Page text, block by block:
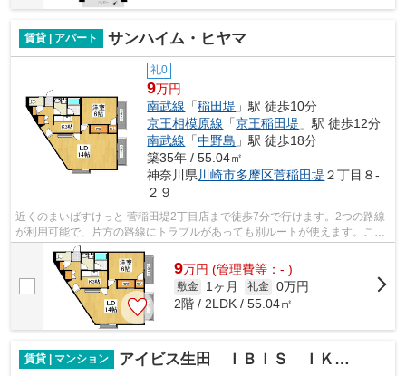
賃貸 | アパート サンハイム・ヒヤマ
礼0
9万円
南武線 「稲田堤 」駅 徒歩10分
京王相模原線 「京王稲田堤 」駅 徒歩12分
南武線 「中野島 」駅 徒歩18分
築35年 / 55.04㎡
神奈川県 川崎市多摩区菅稲田堤 ２丁目８-
２９
近くのまいばすけっと 菅稲田堤2丁目店まで徒歩7分で行けます。2つの路線
が利用可能で、片方の路線にトラブルがあっても別ルートが使えます。こち
らの物件はアパートです。利便性の高...
9万円 (管理費等：- )
敷金 1ヶ月 礼金 0万円
2階 / 2LDK / 55.04㎡
賃貸 | マンション アイビス生田 ＩＢＩＳ ＩＫＵＴＡ